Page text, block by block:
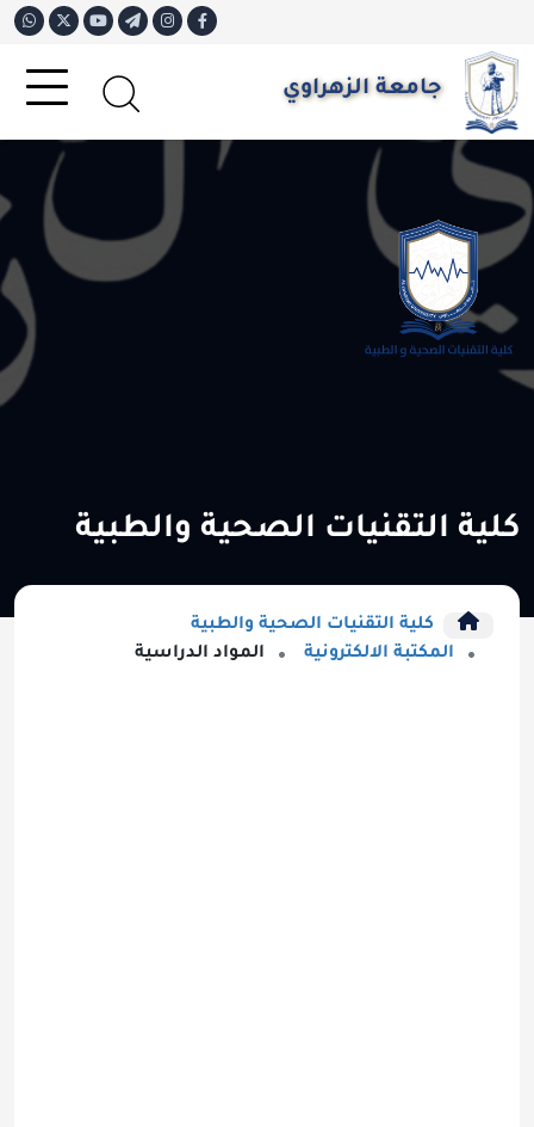
جامعة الزهراوي
كلية التقنيات الصحية والطبية
كلية التقنيات الصحية والطبية
المكتبة الالكترونية
المواد الدراسية